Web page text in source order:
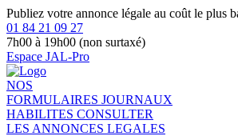
Publiez votre annonce légale au coût le plus
01 84 21 09 27
7h00 à 19h00 (non surtaxé)
Espace JAL-Pro
NOS
FORMULAIRES JOURNAUX
HABILITES CONSULTER
LES ANNONCES LEGALES